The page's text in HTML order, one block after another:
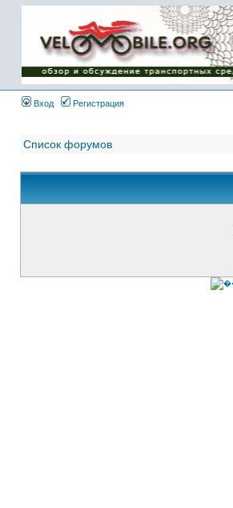
Имя пользователя:
Пароль:
{ LOG_ME_IN_SHORT
}
Вход
Регистрация
Список форумов